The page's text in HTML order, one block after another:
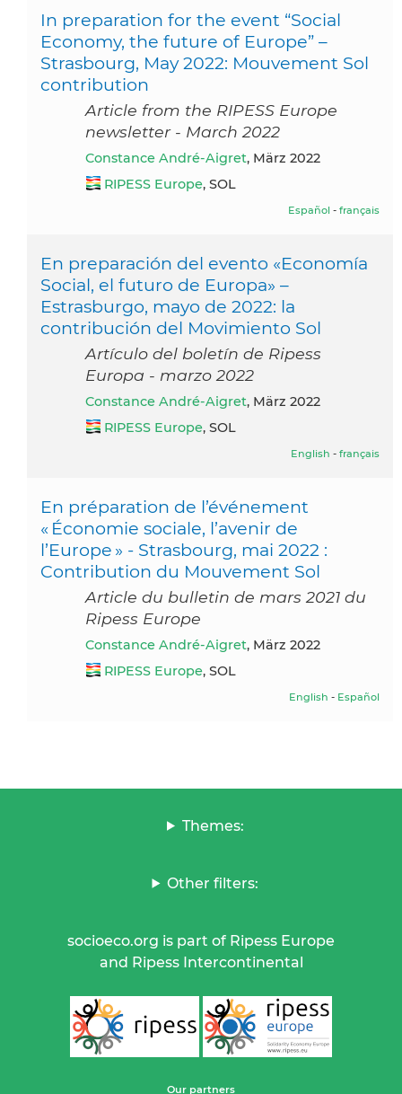
In preparation for the event “Social
Economy, the future of Europe” –
Strasbourg, May 2022: Mouvement Sol
contribution
Article from the RIPESS Europe
newsletter - March 2022
Constance André-Aigret, März 2022
RIPESS Europe, SOL
Español - français
En preparación del evento «Economía
Social, el futuro de Europa» –
Estrasburgo, mayo de 2022: la
contribución del Movimiento Sol
Artículo del boletín de Ripess
Europa - marzo 2022
Constance André-Aigret, März 2022
RIPESS Europe, SOL
English - français
En préparation de l’événement
« Économie sociale, l’avenir de
l’Europe » - Strasbourg, mai 2022 :
Contribution du Mouvement Sol
Article du bulletin de mars 2021 du
Ripess Europe
Constance André-Aigret, März 2022
RIPESS Europe, SOL
English - Español
Themes:
Other filters:
socioeco.org is part of Ripess Europe
and Ripess Intercontinental
Our partners